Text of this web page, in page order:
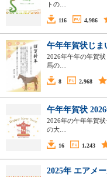
トの…
116 4,986
午年年賀状じ
2026年午年の年賀
馬の…
8 2,968
午年年賀状
2026年の午年年賀
の大…
16 1,243
2025年 エアメ